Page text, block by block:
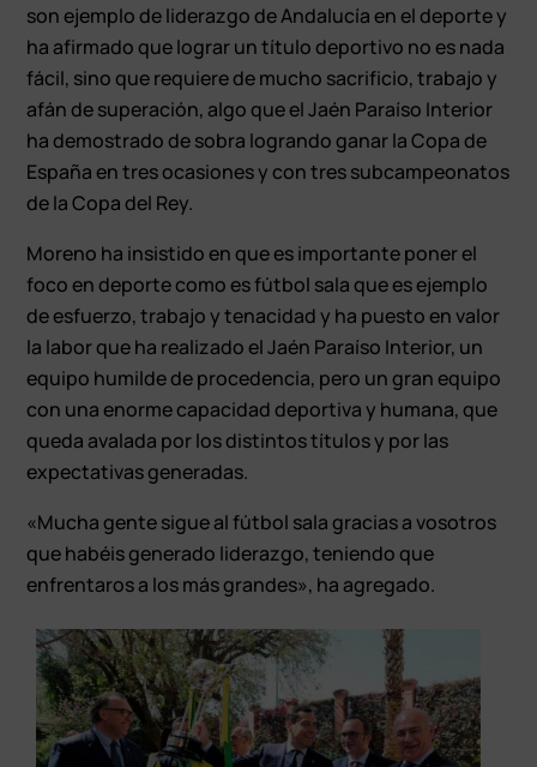
son ejemplo de liderazgo de Andalucía en el deporte y
ha afirmado que lograr un título deportivo no es nada
fácil, sino que requiere de mucho sacrificio, trabajo y
afán de superación, algo que el Jaén Paraíso Interior
ha demostrado de sobra logrando ganar la Copa de
España en tres ocasiones y con tres subcampeonatos
de la Copa del Rey.
Moreno ha insistido en que es importante poner el
foco en deporte como es fútbol sala que es ejemplo
de esfuerzo, trabajo y tenacidad y ha puesto en valor
la labor que ha realizado el Jaén Paraíso Interior, un
equipo humilde de procedencia, pero un gran equipo
con una enorme capacidad deportiva y humana, que
queda avalada por los distintos títulos y por las
expectativas generadas.
«Mucha gente sigue al fútbol sala gracias a vosotros
que habéis generado liderazgo, teniendo que
enfrentaros a los más grandes», ha agregado.